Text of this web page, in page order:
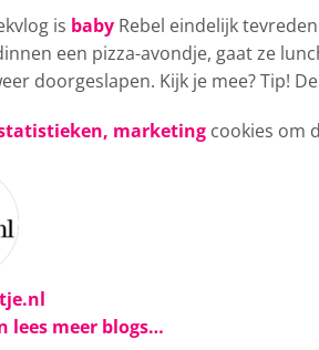
is baby Rebel eindelijk tevreden
een pizza-avondje, gaat ze
doorgeslapen. Kijk je mee? Tip! De
marketing cookies om
lees meer blogs…